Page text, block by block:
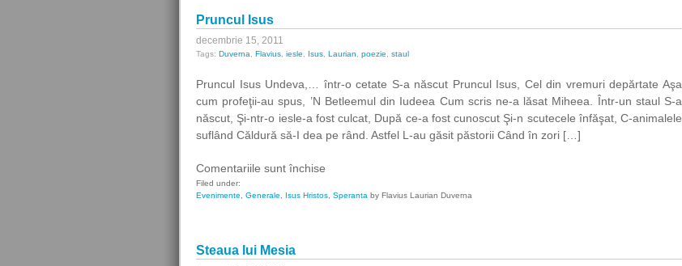
Pruncul Isus
decembrie 15, 2011
Tags: Duverna Flavius iesle Isus Laurian poezie staul
Pruncul Isus Undeva,… într-o cetate S-a născut Pruncul Isus, Cel din vremuri depărtate Aşa
cum profeţii-au spus, ’N Betleemul din Iudeea Cum scris ne-a lăsat Miheea. Într-un staul S-a
născut, Şi-ntr-o iesle-a fost culcat, După ce-a fost cunoscut Şi-n scutecele înfăşat, C-animalele
suflând Căldură să-I dea pe rând. Astfel L-au găsit păstorii Când în zori […]
Comentariile sunt închise
Isus
Filed under:
Evenimente
Generale Isus Hristos Speranta by Flavius Laurian Duverna
Steaua lui Mesia